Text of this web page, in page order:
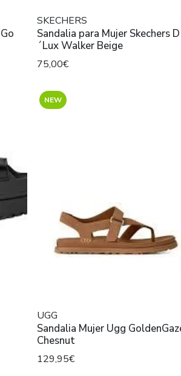
SKECHERS
Sandalia para Mujer Skechers D
´Lux Walker Beige
75,00€
NEW
UGG
Sandalia Mujer Ugg GoldenGaze
Chesnut
129,95€